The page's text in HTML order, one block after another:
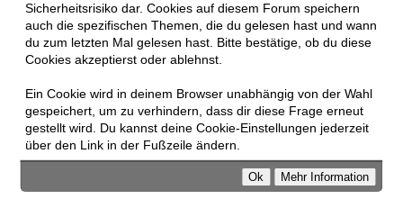
Sicherheitsrisiko dar. Cookies auf diesem Forum speichern
auch die spezifischen Themen, die du gelesen hast und wann
du zum letzten Mal gelesen hast. Bitte bestätige, ob du diese
Cookies akzeptierst oder ablehnst.
Ein Cookie wird in deinem Browser unabhängig von der Wahl
gespeichert, um zu verhindern, dass dir diese Frage erneut
gestellt wird. Du kannst deine Cookie-Einstellungen jederzeit
über den Link in der Fußzeile ändern.